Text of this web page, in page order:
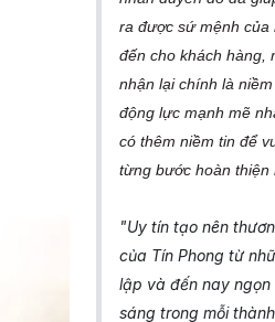
ra được sứ mệnh của
đến cho khách hàng,
nhận lại chính là
động lực mạnh mẽ
có thêm niềm tin để
từng bước hoàn thiện
"Uy tín tạo nên
của Tín Phong từ
lập và đến nay
sáng trong mỗi